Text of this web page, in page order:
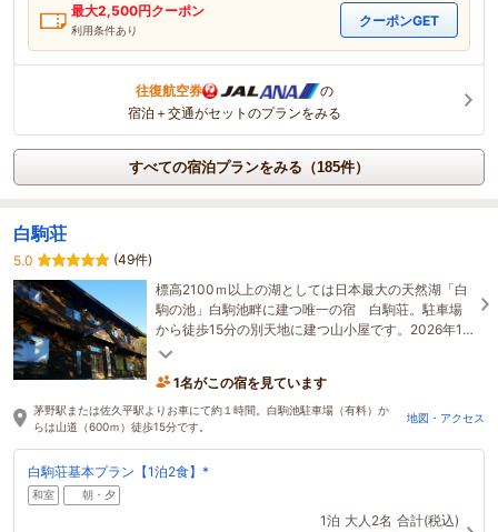
最大2,500円クーポン
利用条件あり
クーポンGET
往復航空券
の
宿泊＋交通がセットのプランをみる
すべての宿泊プランをみる（185件）
白駒荘
5.0
(49件)
標高2100ｍ以上の湖としては日本最大の天然湖「白
駒の池」白駒池畔に建つ唯一の宿 白駒荘。駐車場
から徒歩15分の別天地に建つ山小屋です。2026年11
月4日～12月18日は改装のため休館いたします。
1名がこの宿を見ています
茅野駅または佐久平駅よりお車にて約１時間。白駒池駐車場（有料）か
らは山道（600ｍ）徒歩15分です。
地図・アクセス
白駒荘基本プラン【1泊2食】*
和室 朝・夕
1泊 大人2名 合計(税込)